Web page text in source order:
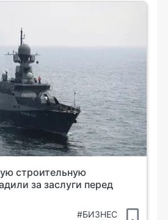
строительную
за заслуги перед
#БИЗНЕС